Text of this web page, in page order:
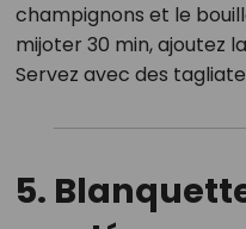
champignons et le
mijoter 30 min, ajoutez
Servez avec des
5.